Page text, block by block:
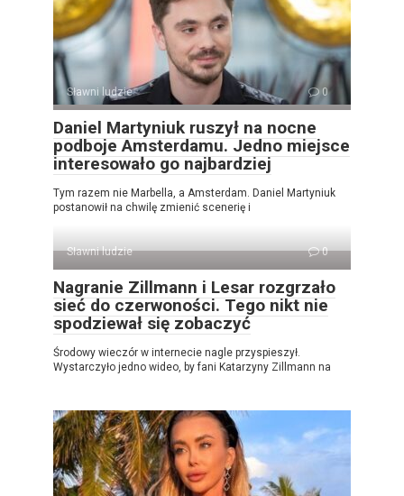
Sławni ludzie 0
Daniel Martyniuk ruszył na nocne
podboje Amsterdamu. Jedno miejsce
interesowało go najbardziej
Tym razem nie Marbella, a Amsterdam. Daniel Martyniuk
postanowił na chwilę zmienić scenerię i
Sławni ludzie 0
Nagranie Zillmann i Lesar rozgrzało
sieć do czerwoności. Tego nikt nie
spodziewał się zobaczyć
Środowy wieczór w internecie nagle przyspieszył.
Wystarczyło jedno wideo, by fani Katarzyny Zillmann na